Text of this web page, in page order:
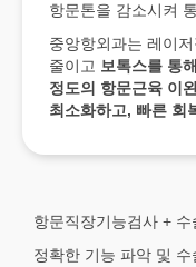
항문톤을 감소시켜
중앙항외과는 레이
줄이고 보톡스를 통
정도의 항문근육 이
최소화하고, 빠른 회
항문직장기능검사 +
정확한 기능 파악 및